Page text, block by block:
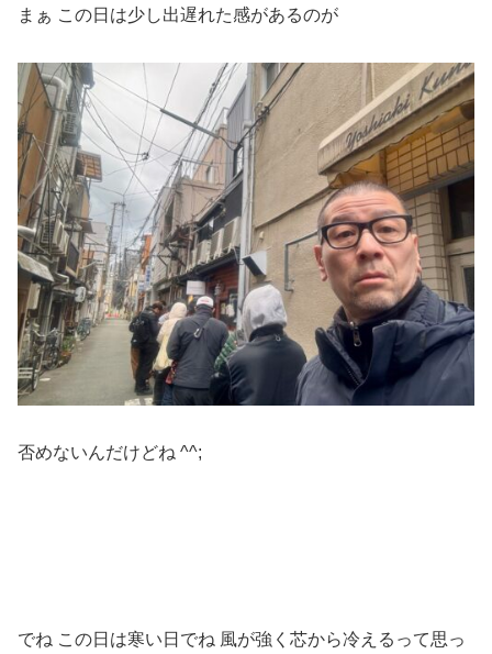
まぁ この日は少し出遅れた感があるのが
否めないんだけどね ^^;
でね この日は寒い日でね 風が強く芯から冷えるって思っ